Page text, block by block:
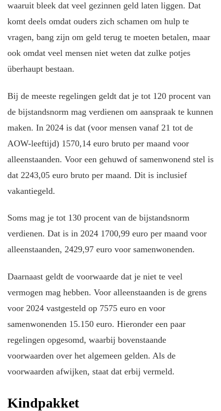
waaruit bleek dat veel gezinnen geld laten liggen. Dat
komt deels omdat ouders zich schamen om hulp te
vragen, bang zijn om geld terug te moeten betalen, maar
ook omdat veel mensen niet weten dat zulke potjes
überhaupt bestaan.
Bij de meeste regelingen geldt dat je tot 120 procent van
de bijstandsnorm mag verdienen om aanspraak te kunnen
maken. In 2024 is dat (voor mensen vanaf 21 tot de
AOW-leeftijd) 1570,14 euro bruto per maand voor
alleenstaanden. Voor een gehuwd of samenwonend stel is
dat 2243,05 euro bruto per maand. Dit is inclusief
vakantiegeld.
Soms mag je tot 130 procent van de bijstandsnorm
verdienen. Dat is in 2024 1700,99 euro per maand voor
alleenstaanden, 2429,97 euro voor samenwonenden.
Daarnaast geldt de voorwaarde dat je niet te veel
vermogen mag hebben. Voor alleenstaanden is de grens
voor 2024 vastgesteld op 7575 euro en voor
samenwonenden 15.150 euro. Hieronder een paar
regelingen opgesomd, waarbij bovenstaande
voorwaarden over het algemeen gelden. Als de
voorwaarden afwijken, staat dat erbij vermeld.
Kindpakket